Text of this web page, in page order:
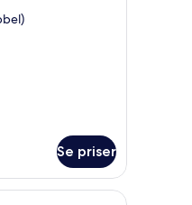
Se priser
og sengetøy
| Skrivebord, skrivebord for